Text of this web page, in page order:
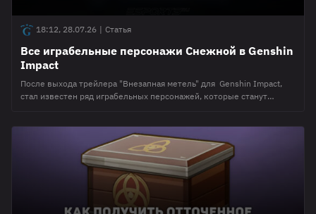
18:12, 28.07.26 | Статья
Все играбельные персонажи Снежной в Genshin
Impact
После выхода трейлера "Внезапная метель" для Genshin Impact,
стал известен ряд играбельных персонажей, которые станут
всех героев, которые могут выйти в патчах 7.Х, включая Крио
Архонта Царицу. Играбельные персонажи 🩰Одетта Элемент Крио
Редкость 5⭐ Когда выйдет 7.0 Оружие